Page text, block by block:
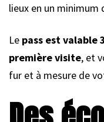
lieux en un minimum
Le pass est valable
première visite, et
fur et à mesure de